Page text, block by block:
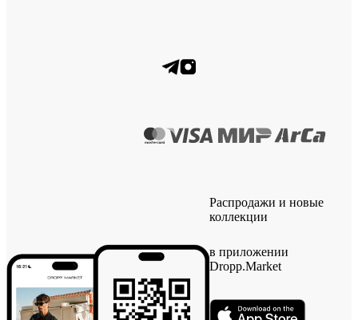
Распродажи и новые
коллекции
в приложении
Dropp.Market